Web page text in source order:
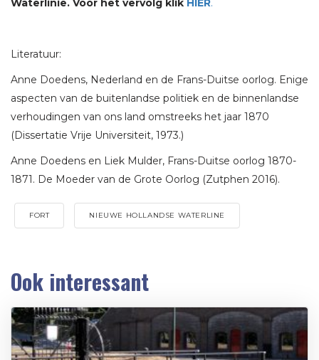
Waterlinie. Voor het vervolg klik HIER.
Literatuur:
Anne Doedens, Nederland en de Frans-Duitse oorlog. Enige
aspecten van de buitenlandse politiek en de binnenlandse
verhoudingen van ons land omstreeks het jaar 1870
(Dissertatie Vrije Universiteit, 1973.)
Anne Doedens en Liek Mulder, Frans-Duitse oorlog 1870-
1871. De Moeder van de Grote Oorlog (Zutphen 2016).
FORT NIEUWE HOLLANDSE WATERLINE
Ook interessant